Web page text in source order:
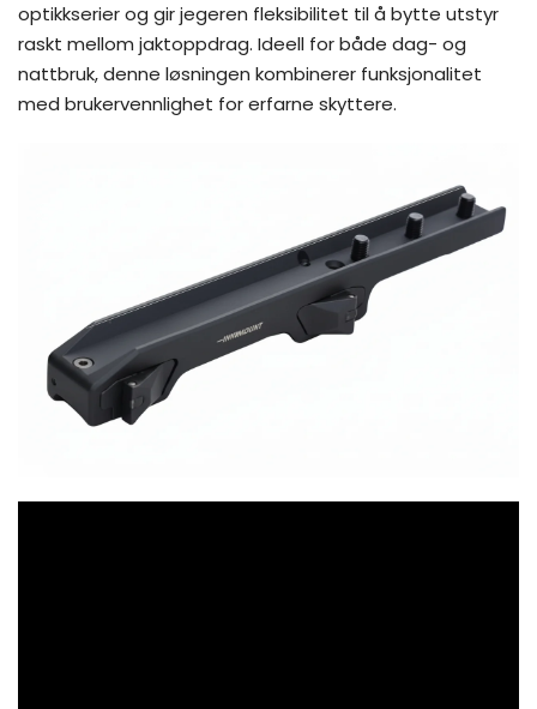
optikkserier og gir jegeren fleksibilitet til å bytte utstyr
raskt mellom jaktoppdrag. Ideell for både dag- og
nattbruk, denne løsningen kombinerer funksjonalitet
med brukervennlighet for erfarne skyttere.